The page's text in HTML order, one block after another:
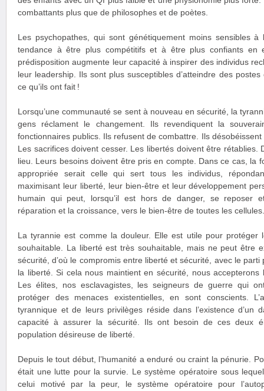
combattants plus que de philosophes et de poètes.
Les psychopathes, qui sont génétiquement moins sensibles
tendance à être plus compétitifs et à être plus confiants en
prédisposition augmente leur capacité à inspirer des individus
leur leadership. Ils sont plus susceptibles d’atteindre des postes
ce qu’ils ont fait !
Lorsqu’une communauté se sent à nouveau en sécurité, la
gens réclament le changement. Ils revendiquent la
fonctionnaires publics. Ils refusent de combattre. Ils
Les sacrifices doivent cesser. Les libertés doivent être rétablies.
lieu. Leurs besoins doivent être pris en compte. Dans ce cas, la
appropriée serait celle qui sert tous les individus,
maximisant leur liberté, leur bien-être et leur développement
humain qui peut, lorsqu’il est hors de danger, se reposer
réparation et la croissance, vers le bien-être de toutes les cellules.
La tyrannie est comme la douleur. Elle est utile pour protéger
souhaitable. La liberté est très souhaitable, mais ne peut être
sécurité, d’où le compromis entre liberté et sécurité, avec le
la liberté. Si cela nous maintient en sécurité, nous accepterons
Les élites, nos esclavagistes, les seigneurs de guerre qui
protéger des menaces existentielles, en sont conscients.
tyrannique et de leurs privilèges réside dans l’existence d’un
capacité à assurer la sécurité. Ils ont besoin de ces deux
population désireuse de liberté.
Depuis le tout début, l’humanité a enduré ou craint la pénurie.
était une lutte pour la survie. Le système opératoire sous
celui motivé par la peur, le système opératoire pour